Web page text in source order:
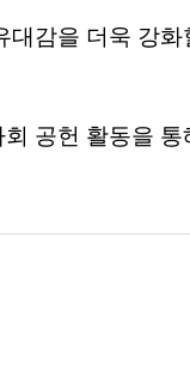
대감을 더욱 강화
회 공헌 활동을